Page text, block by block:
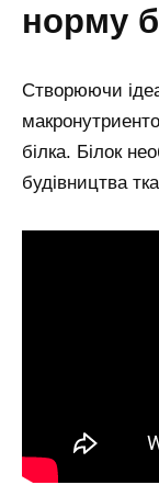
норму
Створюючи
білка. Білок
будівництва